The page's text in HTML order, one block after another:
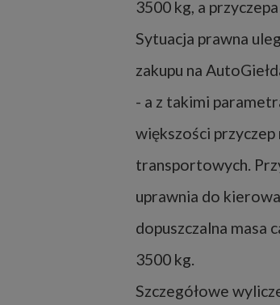
3500 kg, a
Sytuacja prawna
zakupu na
- a z takimi
większości
transportowych.
uprawnia do
dopuszczalna masa
3500 kg.
Szczegółowe